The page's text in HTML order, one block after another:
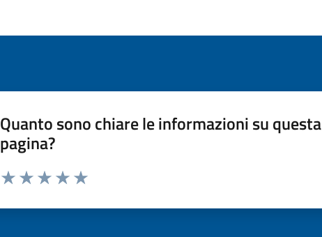
Quanto sono chiare le informazioni su questa
pagina?
Valuta da 1 a 5 stelle la pagina